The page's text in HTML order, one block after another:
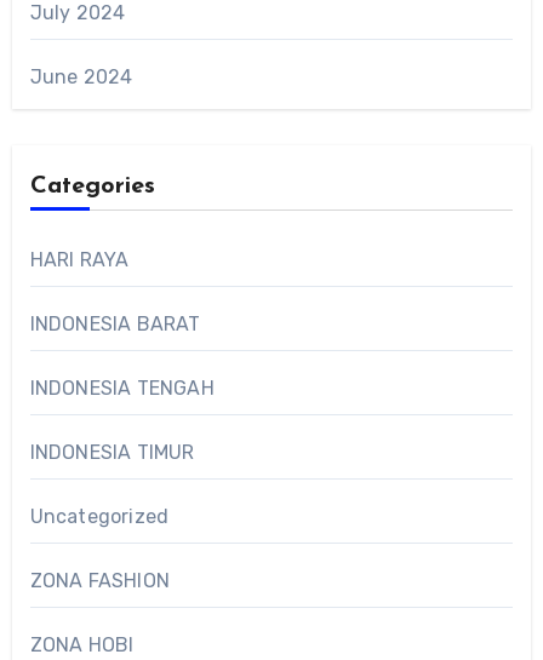
July 2024
June 2024
Categories
HARI RAYA
INDONESIA BARAT
INDONESIA TENGAH
INDONESIA TIMUR
Uncategorized
ZONA FASHION
ZONA HOBI